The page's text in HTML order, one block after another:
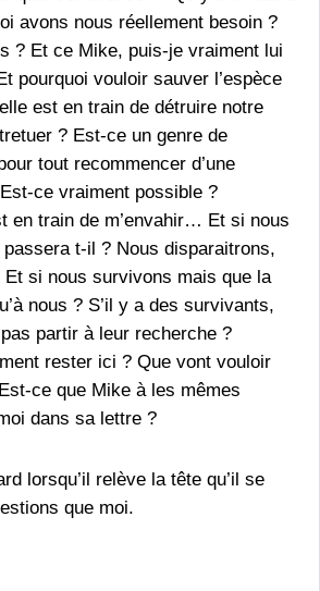
avons nous réellement besoin ?
? Et ce Mike, puis-je vraiment lui
pourquoi vouloir sauver l’espèce
est en train de détruire notre
? Est-ce un genre de
tout recommencer d’une
ce vraiment possible ?
en train de m’envahir… Et si nous
t-il ? Nous disparaitrons,
si nous survivons mais que la
nous ? S’il y a des survivants,
partir à leur recherche ?
rester ici ? Que vont vouloir
ce que Mike à les mêmes
dans sa lettre ?
lorsqu’il relève la tête qu’il se
que moi.